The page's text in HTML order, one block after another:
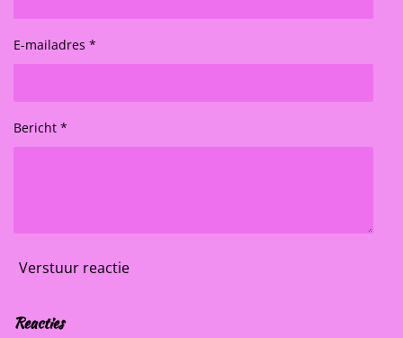
E-mailadres *
Bericht *
Verstuur reactie
Reacties